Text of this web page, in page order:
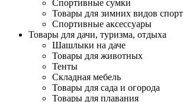
Спортивные сумки
Товары для зимних видов
Спортивные аксессуары
Товары для дачи, туризма, отдыха
Шашлыки на даче
Товары для животных
Тенты
Складная мебель
Товары для сада и огорода
Товары для плавания